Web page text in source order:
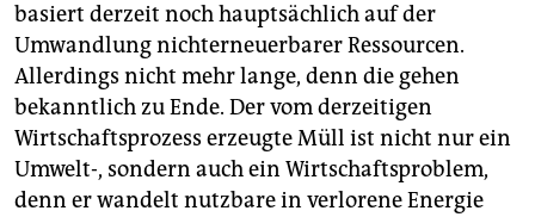
basiert derzeit noch hauptsächlich auf der
Umwandlung nichterneuerbarer Ressourcen.
Allerdings nicht mehr lange, denn die gehen
bekanntlich zu Ende. Der vom derzeitigen
Wirtschaftsprozess erzeugte Müll ist nicht nur ein
Umwelt-, sondern auch ein Wirtschaftsproblem,
denn er wandelt nutzbare in verlorene Energie